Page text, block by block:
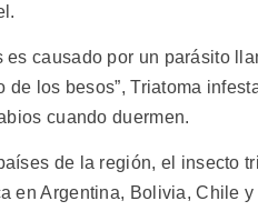
es causado por un parásito
de los besos”, Triatoma
cuando duermen.
de la región, el insecto
en Argentina, Bolivia, Chile